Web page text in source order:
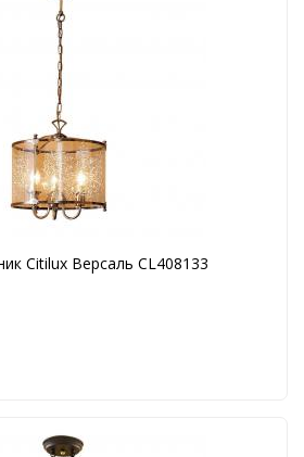
Citilux Версаль CL408133